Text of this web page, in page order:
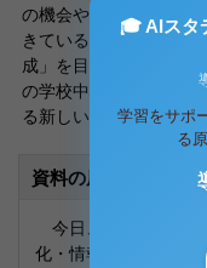
の機会や文化・芸術・
きている限り、家庭、
成」を目指し学び続け
の学校中心の公教育の
る新しい公教育概念で
資料の原本内容
今日、目覚ましい科
化・情報化・少子・
🎓 AIスタ
学習をサポ
る